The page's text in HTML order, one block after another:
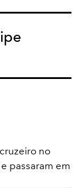
no
passaram em